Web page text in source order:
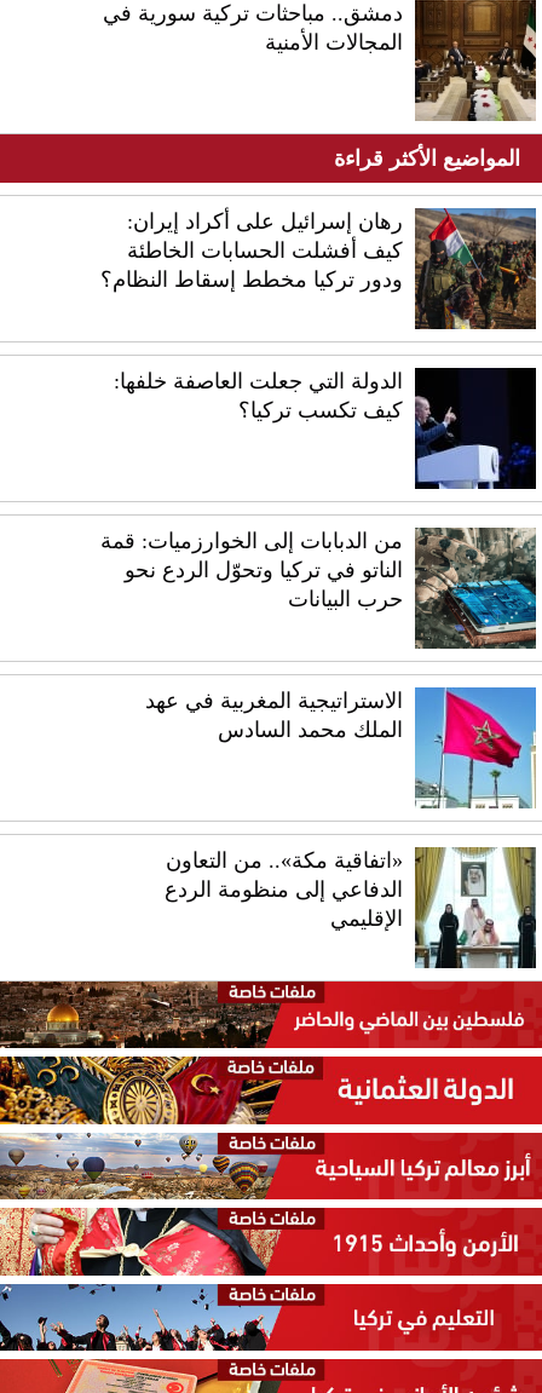
دمشق.. مباحثات تركية سورية في
المجالات الأمنية
المواضيع الأكثر قراءة
رهان إسرائيل على أكراد إيران:
كيف أفشلت الحسابات الخاطئة
ودور تركيا مخطط إسقاط النظام؟
الدولة التي جعلت العاصفة خلفها:
كيف تكسب تركيا؟
من الدبابات إلى الخوارزميات: قمة
الناتو في تركيا وتحوّل الردع نحو
حرب البيانات
الاستراتيجية المغربية في عهد
الملك محمد السادس
«اتفاقية مكة».. من التعاون
الدفاعي إلى منظومة الردع
الإقليمي